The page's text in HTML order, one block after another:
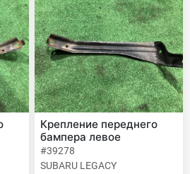
Крепление переднего
бампера левое
#39278
SUBARU LEGACY